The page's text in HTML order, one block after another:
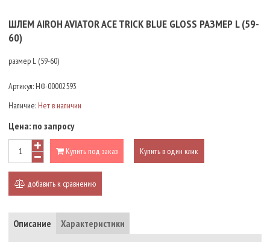
ШЛЕМ AIROH AVIATOR ACE TRICK BLUE GLOSS РАЗМЕР L (59-
60)
размер L (59-60)
Артикул: НФ-00002593
Наличие: Нет в наличии
Цена: по запросу
Купить под заказ Купить в один клик
добавить к сравнению
Описание Характеристики